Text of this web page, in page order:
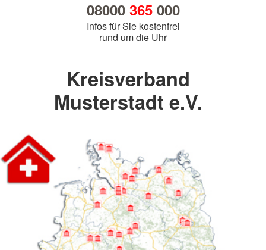
08000 365000
Infos für Sie kostenfrei
rund um die Uhr
Kreisverband
Musterstadt e.V.